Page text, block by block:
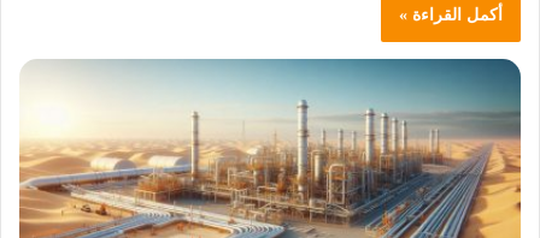
أكمل القراءة »